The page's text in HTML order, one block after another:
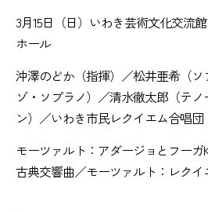
3月15日（日）いわき芸術文化交流
ホール
沖澤のどか（指揮）／松井亜希（
ゾ・ソプラノ）／清水徹太郎（テ
ン）／いわき市民レクイエム合唱団
モーツァルト：アダージョとフーガ
古典交響曲／モーツァルト：レクイ